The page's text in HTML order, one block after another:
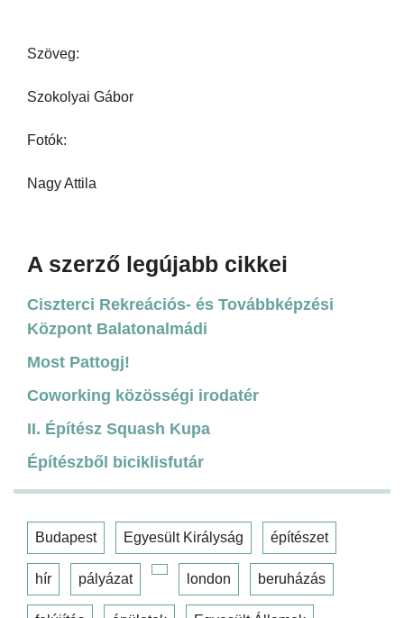
Szöveg:
Szokolyai Gábor
Fotók:
Nagy Attila
A szerző legújabb cikkei
Ciszterci Rekreációs- és Továbbképzési
Központ Balatonalmádi
Most Pattogj!
Coworking közösségi irodatér
II. Építész Squash Kupa
Építészből biciklisfutár
Budapest Egyesült Királyság építészet
hír pályázat london beruházás